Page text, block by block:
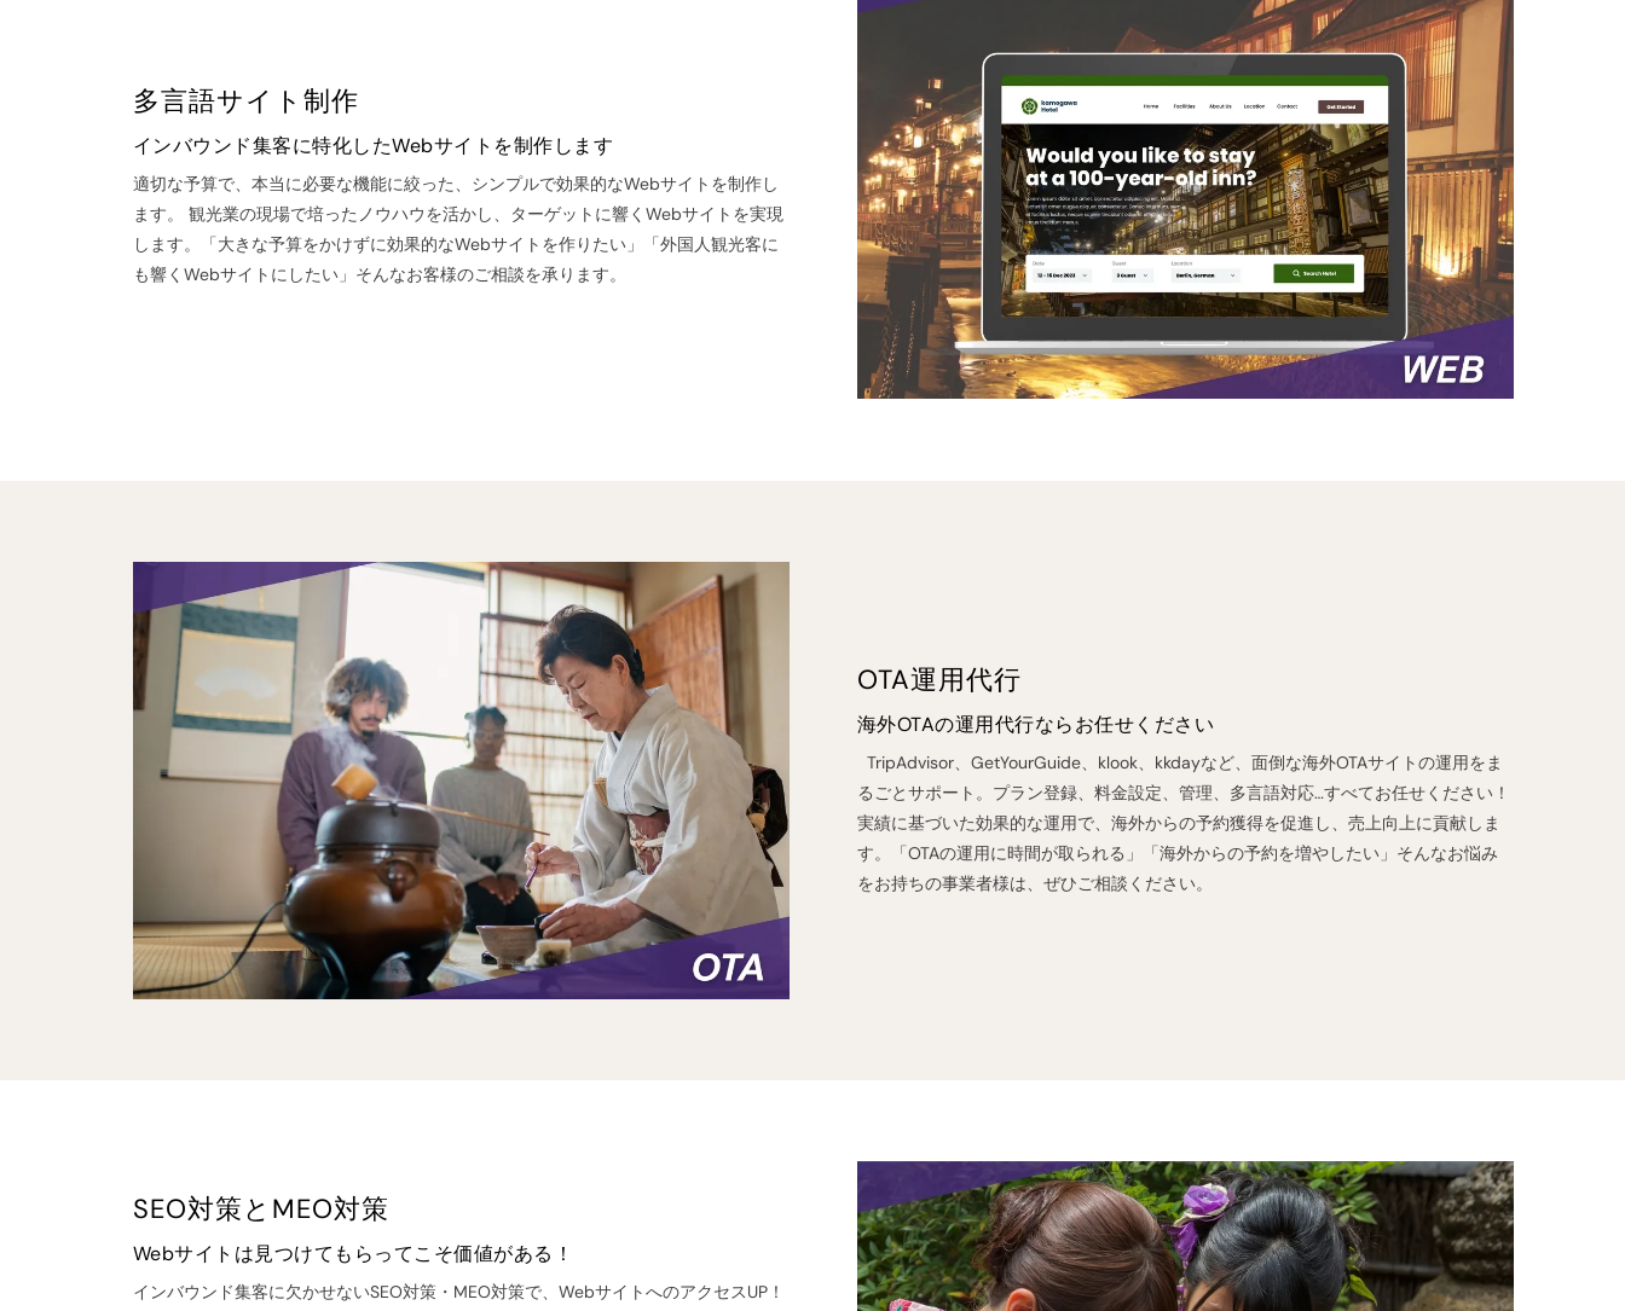
多言語サイト制作
インバウンド集客に特化したWebサイトを制作します
適切な予算で、本当に必要な機能に絞った、シンプルで効果的なWebサイトを制作し
ます。 観光業の現場で培ったノウハウを活かし、ターゲットに響くWebサイトを実現
します。「大きな予算をかけずに効果的なWebサイトを作りたい」「外国人観光客に
も響くWebサイトにしたい」そんなお客様のご相談を承ります。
OTA運用代行
海外OTAの運用代行ならお任せください
TripAdvisor、GetYourGuide、klook、kkdayなど、面倒な海外OTAサイトの運用をま
るごとサポート。プラン登録、料金設定、管理、多言語対応…すべてお任せください！
実績に基づいた効果的な運用で、海外からの予約獲得を促進し、売上向上に貢献しま
す。「OTAの運用に時間が取られる」「海外からの予約を増やしたい」そんなお悩み
をお持ちの事業者様は、ぜひご相談ください。
SEO対策とMEO対策
Webサイトは見つけてもらってこそ価値がある！
インバウンド集客に欠かせないSEO対策・MEO対策で、WebサイトへのアクセスUP！